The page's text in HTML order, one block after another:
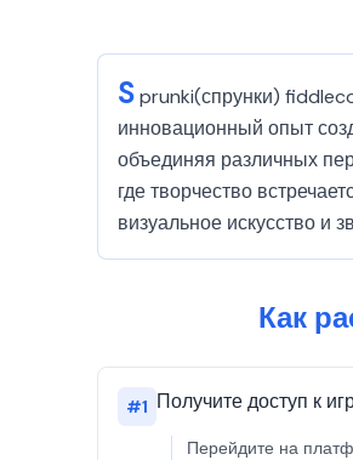
Sprunki(спрунки)
инновационный опыт
объединяя различных
где творчество
визуальное искусство и
Как
#1 Получите доступ к
Перейдите на